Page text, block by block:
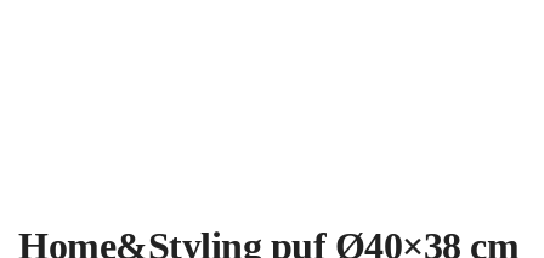
Home&Styling puf Ø40×38 cm